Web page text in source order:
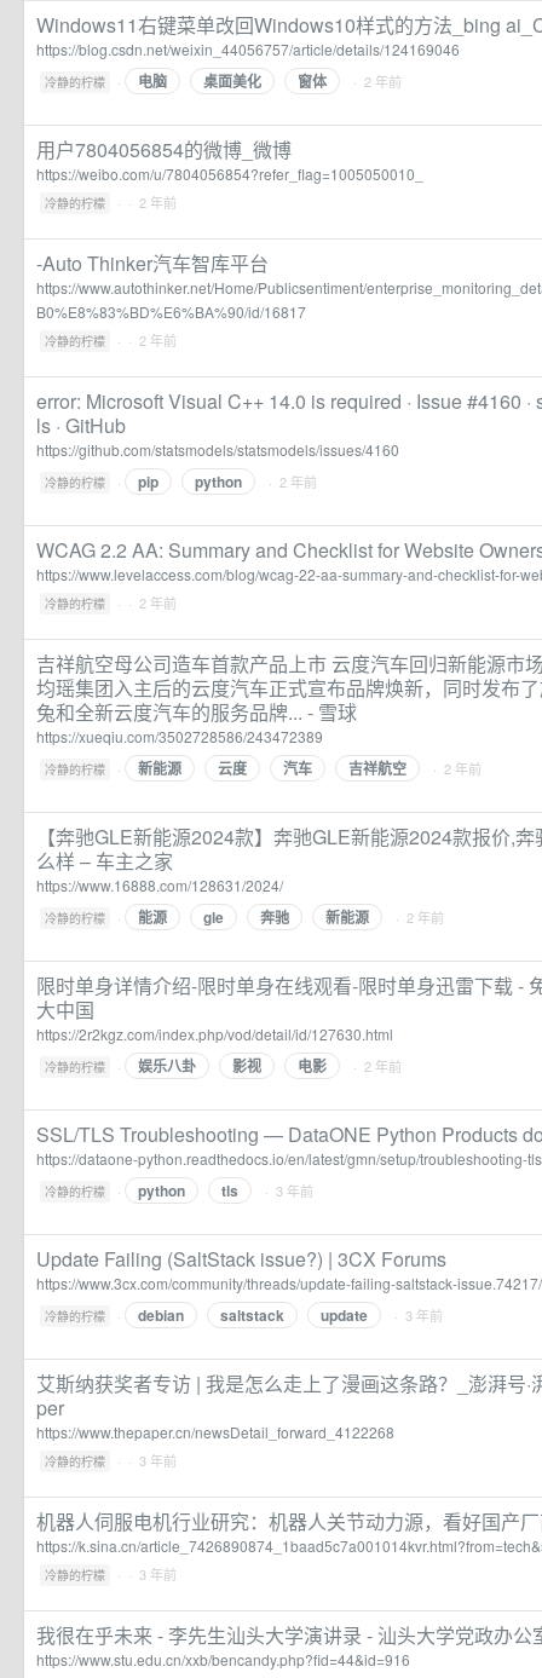
Windows11右键菜单改回Windows10样式的方法_bing
https://blog.csdn.net/weixin_44056757/article/details/124169046
冷静的柠檬 · 电脑 桌面美化 窗体 · 2 年前
用户7804056854的微博_微博
https://weibo.com/u/7804056854?refer_flag=1005050010_
冷静的柠檬 · · 2 年前
-Auto Thinker汽车智库平台
https://www.autothinker.net/Home/Publicsentiment/
B0%E8%83%BD%E6%BA%90/id/16817
冷静的柠檬 · · 2 年前
error: Microsoft Visual C++ 14.0 is required · Issue #4160
ls · GitHub
https://github.com/statsmodels/statsmodels/issues/4160
冷静的柠檬 · pip python · 2 年前
WCAG 2.2 AA: Summary and Checklist for Website
https://www.levelaccess.com/blog/wcag-22-aa-summary-and-checklist-for-
冷静的柠檬 · · 2 年前
吉祥航空母公司造车首款产品上市 云度汽车回归新能源市
均瑶集团入主后的云度汽车正式宣布品牌焕新，同时发布
兔和全新云度汽车的服务品牌... - 雪球
https://xueqiu.com/3502728586/243472389
冷静的柠檬 · 新能源 云度 汽车 吉祥航空 · 2 年前
【奔驰GLE新能源2024款】奔驰GLE新能源2024款报价,
么样 – 车主之家
https://www.16888.com/128631/2024/
冷静的柠檬 · 能源 gle 奔驰 新能源 · 2 年前
限时单身详情介绍-限时单身在线观看-限时单身迅雷下载 -
大中国
https://2r2kgz.com/index.php/vod/detail/id/127630.html
冷静的柠檬 · 娱乐八卦 影视 电影 · 2 年前
SSL/TLS Troubleshooting — DataONE Python Products
https://dataone-python.readthedocs.io/en/latest/gmn/setup/troubleshooting-
冷静的柠檬 · python tls · 3 年前
Update Failing (SaltStack issue?) | 3CX Forums
https://www.3cx.com/community/threads/update-failing-saltstack-issue.74217/
冷静的柠檬 · debian saltstack update · 3 年前
艾斯纳获奖者专访 | 我是怎么走上了漫画这条路？_澎湃号
per
https://www.thepaper.cn/newsDetail_forward_4122268
冷静的柠檬 · · 3 年前
机器人伺服电机行业研究：机器人关节动力源，看好国产
https://k.sina.cn/
冷静的柠檬 · · 3 年前
我很在乎未来 - 李先生汕头大学演讲录 - 汕头大学党政办公
https://www.stu.edu.cn/xxb/bencandy.php?fid=44&id=916